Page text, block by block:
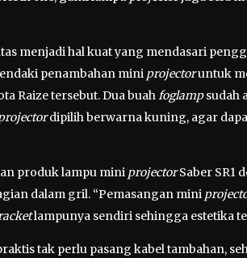
menjadi hal kuat yang mendasari
penambahan mini projectoruntuk
Raize tersebut. Dua buahfoglampsudah
dipilih berwarna kuning, agar
produk lampu mini projectorSaber SR1
dalam gril. “Pemasangan mini
lampunya sendiri sehingga estetika
tak perlu pasang kabel tambahan,